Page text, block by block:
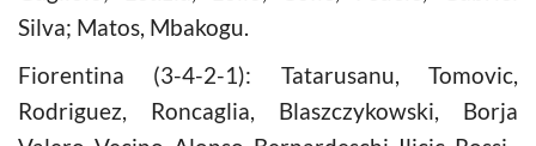
Silva; Matos, Mbakogu.
Fiorentina (3-4-2-1): Tatarusanu, Tomovic,
Rodriguez, Roncaglia, Blaszczykowski, Borja